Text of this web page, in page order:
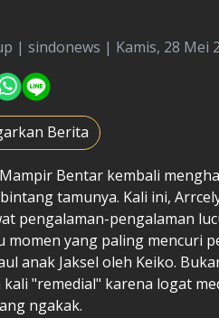
| sindonews | Kamis, 28 Mei
Berita
Bentar kembali
tamunya. Kali ini,
pengalaman-pengalaman
momen yang paling mencuri
anak Jaksel oleh Keiko.
kali "remedial" karena logat
ngakak.